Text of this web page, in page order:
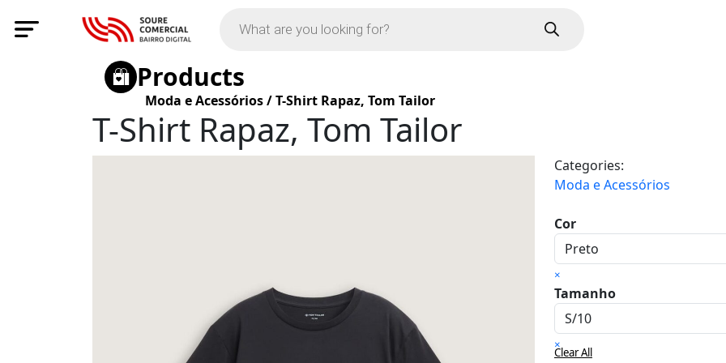
Products
Moda e Acessórios/T-Shirt Rapaz, Tom Tailor
T-Shirt Rapaz, Tom Tailor
Categories:
Moda e Acessórios
Cor
×
Tamanho
×
Clear All